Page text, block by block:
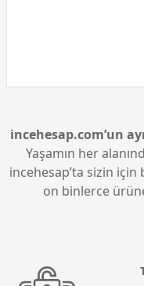
incehesap.com’un
Yaşamın her
incehesap’ta sizin
on binlerce